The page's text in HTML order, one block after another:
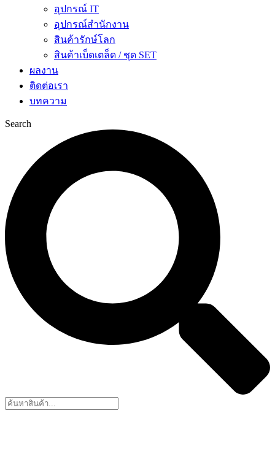
อุปกรณ์ IT
อุปกรณ์สำนักงาน
สินค้ารักษ์โลก
สินค้าเบ็ดเตล็ด / ชุด SET
ผลงาน
ติดต่อเรา
บทความ
Search